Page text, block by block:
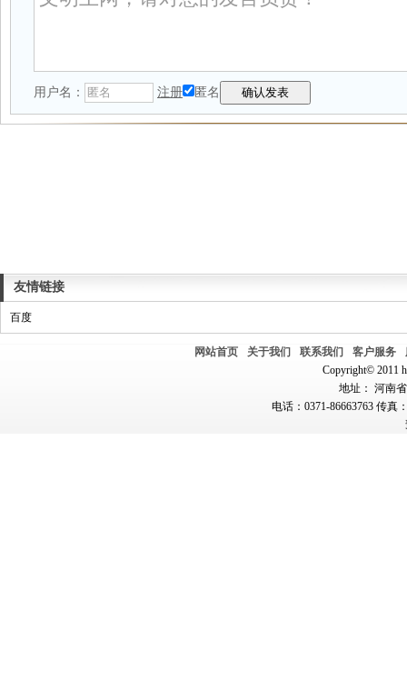
用户名： 注册 匿名
友情链接
百度
网站首页 关于我们 联系我们 客户服务
Copyright© 2011
地址： 河南
电话：0371-86663763 传真